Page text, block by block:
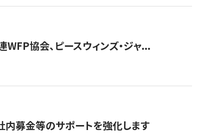
協会、ピースウィンズ・ジャ...
内募金等のサポートを強化します